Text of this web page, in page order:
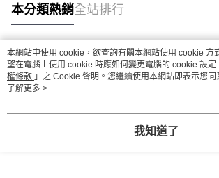
本分類熱銷全站排行
熱門標籤
本網站中使用 cookie，欲查詢有關本網站使用 cookie 方
望在電腦上使用 cookie 時應如何變更電腦的 cookie 設定
權條款 」之 Cookie 聲明。您繼續使用本網站即表示您
用條款之 Cookie 聲明使用 cookie。
了解更多 >
我知道了